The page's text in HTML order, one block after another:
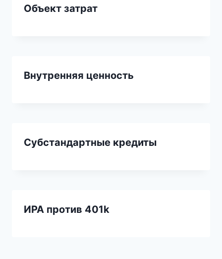
Объект затрат
Внутренняя ценность
Субстандартные кредиты
ИРА против 401k